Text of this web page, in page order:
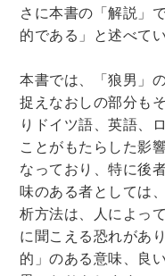
さに本書の「解説」
的である」と述べて
本書では、「狼男」
捉えなおしの部分も
りドイツ語、英語、
ことがもたらした影
なっており、特に後
味のある者としては
析方法は、人によっ
に聞こえる恐れがあ
的」のある意味、良